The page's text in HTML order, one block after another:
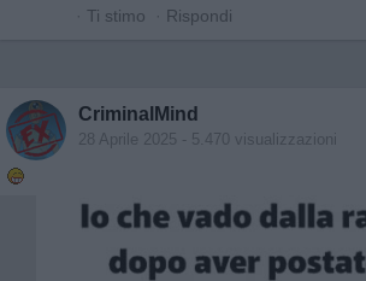
· Ti stimo · Rispondi
CriminalMind
28 Aprile 2025 - 5.470 visualizzazioni